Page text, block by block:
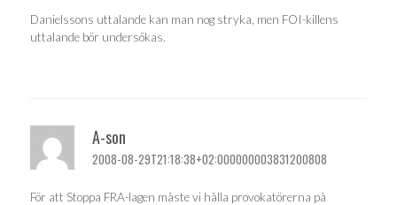
Danielssons uttalande kan man nog stryka, men FOI-killens
uttalande bör undersökas.
A-son
2008-08-29T21:18:38+02:000000003831200808
För att Stoppa FRA-lagen måste vi hålla provokatörerna på